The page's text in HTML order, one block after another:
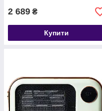
2 689 ₴
Купити